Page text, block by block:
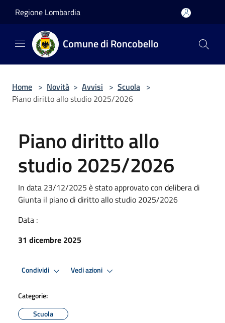
Regione Lombardia
Comune di Roncobello
Home > Novità > Avvisi > Scuola >
Piano diritto allo studio 2025/2026
Piano diritto allo
studio 2025/2026
In data 23/12/2025 è stato approvato con delibera di
Giunta il piano di diritto allo studio 2025/2026
Data :
31 dicembre 2025
Condividi Vedi azioni
Categorie:
Scuola